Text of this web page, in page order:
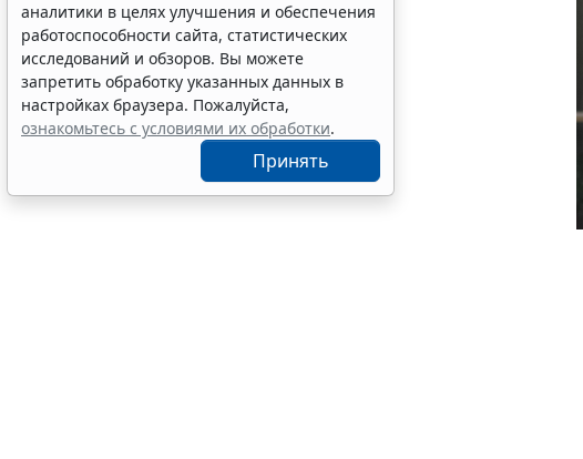
аналитики в целях улучшения и обеспечения
работоспособности сайта, статистических
исследований и обзоров. Вы можете
запретить обработку указанных данных в
настройках браузера. Пожалуйста,
ознакомьтесь с условиями их обработки.
Принять